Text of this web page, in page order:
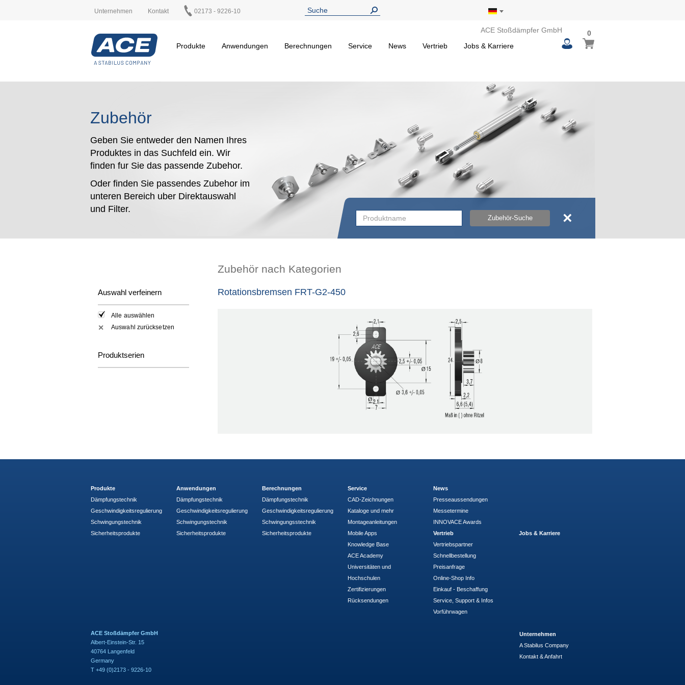
Unternehmen Kontakt 02173 - 9226-10
ACE Stoßdämpfer GmbH
Produkte
Anwendungen Berechnungen Service News Vertrieb Jobs & Karriere
Mein Warenkorb
00
items
Zubehör
Geben Sie entweder den Namen Ihres
Produktes in das Suchfeld ein. Wir
finden fur Sie das passende Zubehor.
Oder finden Sie passendes Zubehor im
unteren Bereich uber Direktauswahl
und Filter.
Zubehör-Suche ×
Auswahl verfeinern
Alle auswählen
✕ Auswahl zurücksetzen
Produktserien
Zubehör nach Kategorien
Rotationsbremsen FRT-G2-450
Produkte
Dämpfungstechnik
Geschwindigkeitsregulierung
Schwingungstechnik
Sicherheitsprodukte
Anwendungen
Dämpfungstechnik
Geschwindigkeitsregulierung
Schwingungstechnik
Sicherheitsprodukte
Berechnungen
Dämpfungstechnik
Geschwindigkeitsregulierung
Schwingungsstechnik
Sicherheitsprodukte
Service
CAD-Zeichnungen
Kataloge und mehr
Montageanleitungen
Mobile Apps
Knowledge Base
ACE Academy
Universitäten und
Hochschulen
Zertifizierungen
Rücksendungen
News
Presseaussendungen
Messetermine
INNOVACE Awards
Vertrieb
Vertriebspartner
Schnellbestellung
Preisanfrage
Online-Shop Info
Einkauf - Beschaffung
Service, Support & Infos
Vorführwagen
Jobs & Karriere
ACE Stoßdämpfer GmbH
Albert-Einstein-Str. 15
40764 Langenfeld
Germany
T +49 (0)2173 - 9226-10
Unternehmen
A Stabilus Company
Kontakt & Anfahrt